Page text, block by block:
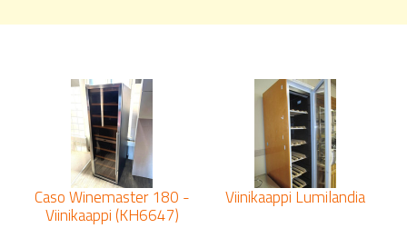
Caso Winemaster 180 -
Viinikaappi (KH6647)
Viinikaappi Lumilandia